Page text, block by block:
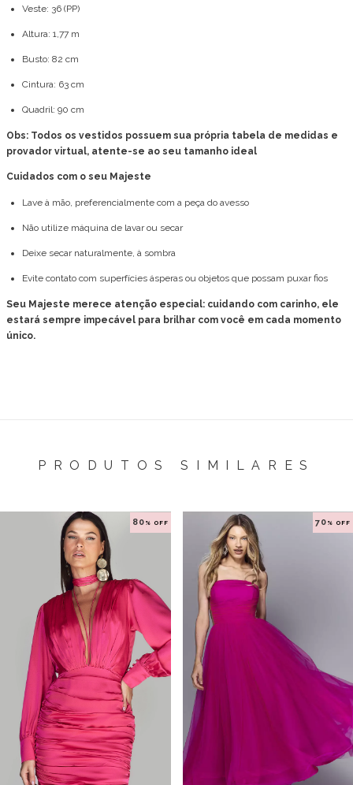
Veste: 36 (PP)
Altura: 1,77 m
Busto: 82 cm
Cintura: 63 cm
Quadril: 90 cm
Obs: Todos os vestidos possuem sua própria tabela de medidas e
provador virtual, atente-se ao seu tamanho ideal
Cuidados com o seu Majeste
Lave à mão, preferencialmente com a peça do avesso
Não utilize máquina de lavar ou secar
Deixe secar naturalmente, à sombra
Evite contato com superfícies ásperas ou objetos que possam puxar fios
Seu Majeste merece atenção especial: cuidando com carinho, ele
estará sempre impecável para brilhar com você em cada momento
único.
PRODUTOS SIMILARES
80 % OFF 70 % OFF